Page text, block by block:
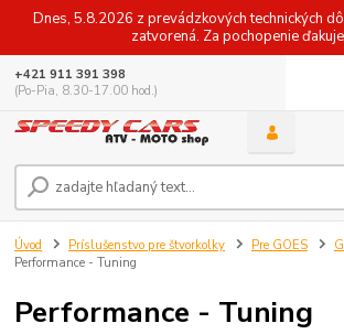
Dnes, 5.8.2026 z prevádzkových technických
zatvorená. Za pochopenie
+421 911 391 398
(Po-Pia, 8.30-17.00 hod.)
Úvod Príslušenstvo pre štvorkolky Pre GOES
Performance - Tuning
Performance - Tuning